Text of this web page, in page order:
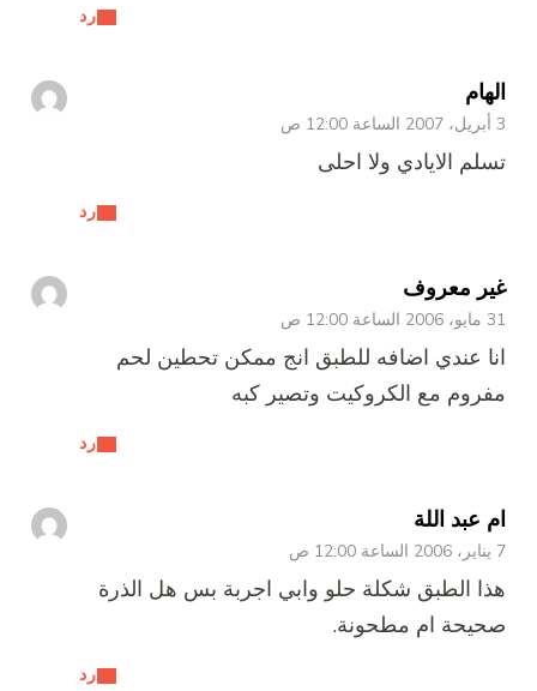
رد
الهام
3 أبريل، 2007 الساعة 12:00 ص
رد
تسلم الايادي ولا احلى
غير معروف
31 مايو، 2006 الساعة 12:00 ص
رد
انا عندي اضافه للطبق انج ممكن تحطين لحم
مفروم مع الكروكيت وتصير كبه
ام عبد اللة
7 يناير، 2006 الساعة 12:00 ص
رد
هذا الطبق شكلة حلو وابي اجربة بس هل الذرة
صحيحة ام مطحونة.